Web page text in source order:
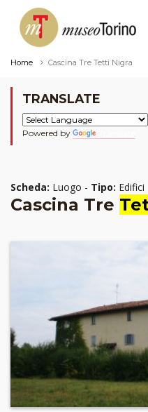
Home Cascina Tre Tetti Nigra
TRANSLATE
Powered by
Scheda: Luogo - Tipo: Edifici
Cascina Tre